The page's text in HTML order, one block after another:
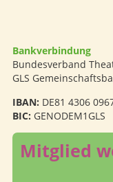
Bankverbindung
Bundesverband
GLS
IBAN: DE81 4306
BIC: GENODEM1GLS
Mitglied